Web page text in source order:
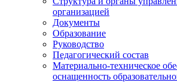
организацией
Документы
Образование
Руководство
Педагогический состав
Материально-техническое
оснащенность